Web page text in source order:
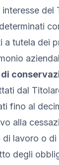
del
a tutela dei
dal
fino al
alla
di lavoro o
degli